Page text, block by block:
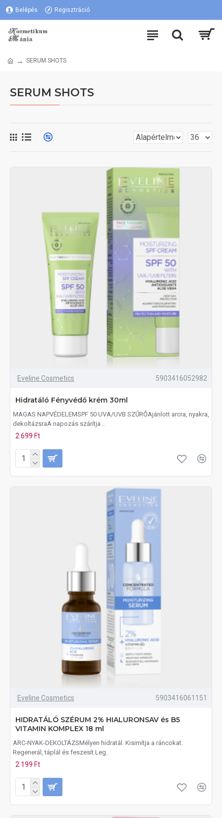
Belépés Regisztráció
SERUM SHOTS
SERUM SHOTS
Eveline Cosmetics 5903416052982
Hidratáló Fényvédő krém 30ml
MAGAS NAPVÉDELEMSPF 50 UVA/UVB SZŰRŐAjánlott arcra, nyakra,
dekoltázsraA napozás szárítja ..
2 699 Ft
Eveline Cosmetics 5903416061151
HIDRATÁLÓ SZÉRUM 2% HIALURONSAV és B5
VITAMIN KOMPLEX 18 ml
ARC-NYAK-DEKOLTÁZSMélyen hidratál. Kisimítja a ráncokat.
Regenerál, táplál és feszesít.Leg..
2 199 Ft